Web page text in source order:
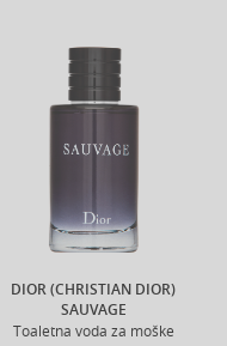
DIOR (CHRISTIAN DIOR)
SAUVAGE
Toaletna voda za moške